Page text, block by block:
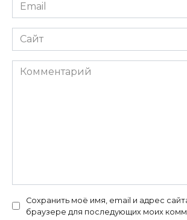
*
Сайт
Комментарий
Сохранить моё имя, email и адрес
браузере для последующих моих